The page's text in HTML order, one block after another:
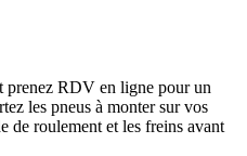
prenez RDV en ligne pour un
les pneus à monter sur vos
de roulement et les freins avant